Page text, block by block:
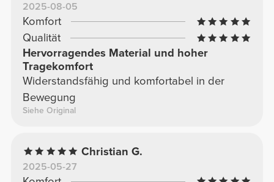
2025-08-05
Komfort
Qualität
Hervorragendes Material und hoher
Tragekomfort
Widerstandsfähig und komfortabel in der
Bewegung
Siehe Original
Christian G.
2025-05-27